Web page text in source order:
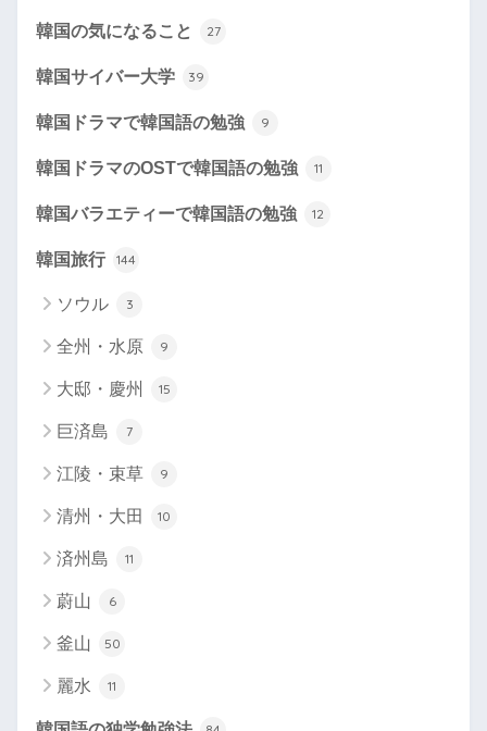
韓国の気になること 27
韓国サイバー大学 39
韓国ドラマで韓国語の勉強 9
韓国ドラマのOSTで韓国語の勉強 11
韓国バラエティーで韓国語の勉強 12
韓国旅行 144
ソウル 3
全州・水原 9
大邸・慶州 15
巨済島 7
江陵・束草 9
清州・大田 10
済州島 11
蔚山 6
釜山 50
麗水 11